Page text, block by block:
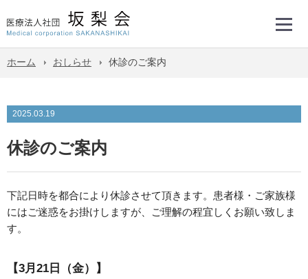
ホーム おしらせ 休診のご案内
2025.03.19
休診のご案内
下記日時を都合により休診させて頂きます。患者様・ご家族様
にはご迷惑をお掛けしますが、ご理解の程宜しくお願い致しま
す。
【3月21日（金）】